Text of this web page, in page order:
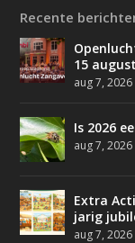
Recente
15
aug 7, 2026
Is 2026
aug 7, 2026
Extra
jarig
aug 7, 2026